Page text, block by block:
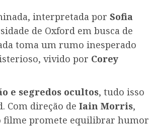
interpretada por Sofia
de Oxford em busca de
toma um rumo inesperado
vivido por Corey
e segredos ocultos, tudo isso
Com direção de Iain Morris,
filme promete equilibrar humor